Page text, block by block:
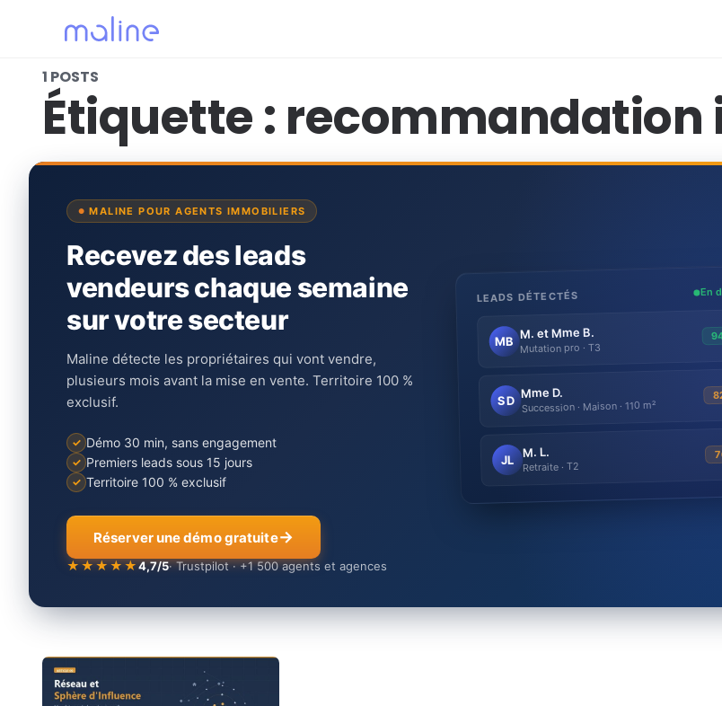
1 POSTS
Étiquette : recommandation
MALINE POUR AGENTS IMMOBILIERS
Recevez des leads
vendeurs chaque semaine
sur votre secteur
Maline détecte les propriétaires qui vont vendre,
plusieurs mois avant la mise en vente. Territoire 100 %
exclusif.
Démo 30 min, sans engagement
Premiers leads sous 15 jours
Territoire 100 % exclusif
Réserver une démo gratuite
★★★★★4,7/5· Trustpilot · +1 500 agents et agences
LEADS DÉTECTÉS En
MB
M. et Mme B.
Mutation pro · T3
SD
Mme D.
Succession · Maison · 110 m²
JL
M. L.
Retraite · T2